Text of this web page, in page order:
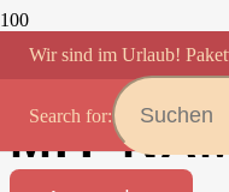
Wir sind im Urlaub!
Search for:
MIT